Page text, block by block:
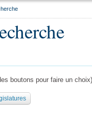
boutons pour faire un choix)